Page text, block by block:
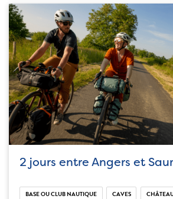
2 jours entre Angers et
BASE OU CLUB NAUTIQUE CAVES